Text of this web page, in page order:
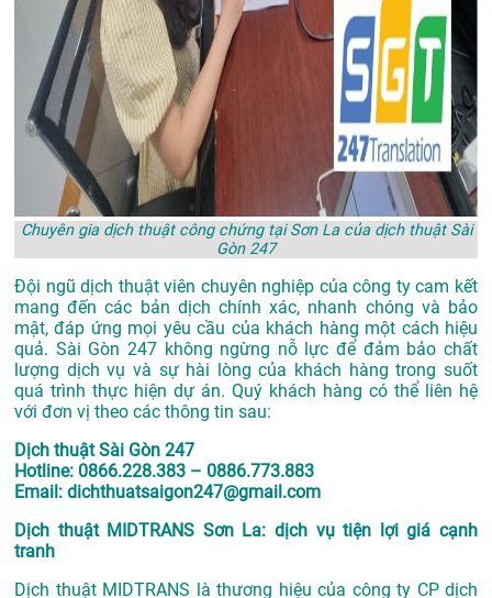
Chuyên gia dịch thuật công chứng tại Sơn La của dịch thuật Sài
Gòn 247
Đội ngũ dịch thuật viên chuyên nghiệp của công ty cam kết
mang đến các bản dịch chính xác, nhanh chóng và bảo
mật, đáp ứng mọi yêu cầu của khách hàng một cách hiệu
quả. Sài Gòn 247 không ngừng nỗ lực để đảm bảo chất
lượng dịch vụ và sự hài lòng của khách hàng trong suốt
quá trình thực hiện dự án. Quý khách hàng có thể liên hệ
với đơn vị theo các thông tin sau:
Dịch thuật Sài Gòn 247
Hotline: 0866.228.383 – 0886.773.883
Email: dichthuatsaigon247@gmail.com
Dịch thuật MIDTRANS Sơn La: dịch vụ tiện lợi giá cạnh
tranh
Dịch thuật MIDTRANS là thương hiệu của công ty CP dịch